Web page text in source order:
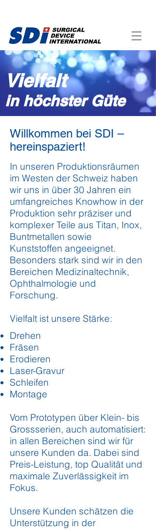
in höchster Güte
Vielfalt
Willkommen bei SDI –
hereinspaziert!
In unseren Produktionsräumen
im Westen der Schweiz haben
wir uns in über 30 Jahren ein
umfangreiches Knowhow in der
Produktion sehr präziser und
komplexer Teile aus Titan, Inox,
Buntmetallen sowie
Kunststoffen angeeignet.
Besonders stark sind wir in den
Bereichen Medizinaltechnik,
Ophthalmologie und
Forschung.
Vielfalt ist unsere Stärke:
Drehen
Fräsen
Erodieren
Laser-Gravur
Schleifen
Montage
Vom Prototypen über Klein- bis
Grossserien, auch automatisiert:
in allen Bereichen sind wir für
unsere Kunden da. Dabei sind
Preis-Leistung, top Qualität und
maximale Zuverlässigkeit im
Fokus.
Unsere Kunden schätzen die
Unterstützung in der